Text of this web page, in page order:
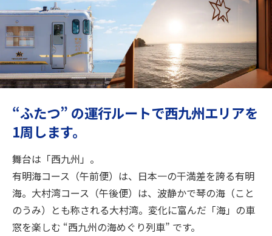
旅のアイデア
行き先
ANA サービス
閉じる
“ふたつ” の運行ルートで西九州エリアを
1周します。
舞台は「西九州」。
有明海コース（午前便）は、日本一の干満差を誇る有明
海。大村湾コース（午後便）は、波静かで琴の海（こと
のうみ）とも称される大村湾。変化に富んだ「海」の車
窓を楽しむ “西九州の海めぐり列車” です。